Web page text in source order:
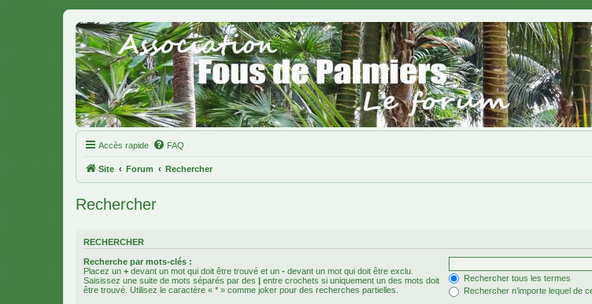
Accès rapide FAQ
Site Forum Rechercher
Rechercher
RECHERCHER
Recherche par mots-clés :
Placez un + devant un mot qui doit être trouvé et un - devant un mot qui doit être exclu.
Saisissez une suite de mots séparés par des | entre crochets si uniquement un des mots doit
être trouvé. Utilisez le caractère « * » comme joker pour des recherches partielles.
Rechercher tous les termes
Rechercher n’importe lequel de